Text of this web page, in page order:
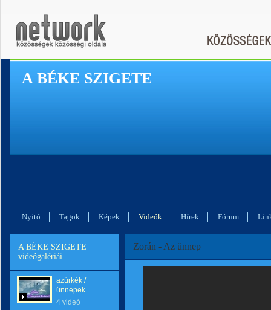
A BÉKE SZIGETE
Nyitó Tagok Képek Videók Hírek Fórum
A BÉKE SZIGETE
videógalériái
azúrkék /
ünnepek
4 videó
Zorán - Az ünnep